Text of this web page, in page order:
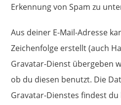
Erkennung von Spam zu
Aus deiner E-Mail-Adresse
Zeichenfolge erstellt (auch
Gravatar-Dienst übergeben
ob du diesen benutzt. Die
Gravatar-Dienstes findest du